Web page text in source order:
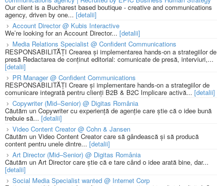
Our client is a Bucharest based boutique - creative and communications
agency, driven by one... [detalii]
Account Director @ Kubis Interactive
We’re looking for an Account Director... [detalii]
Media Relations Specialist @ Confident Communications
RESPONSABILITĂȚI Crearea și implementarea hands-on a strategiilor de
presă Redactarea de conținut editorial: comunicate de presă, interviuri,...
[detalii]
PR Manager @ Confident Communications
RESPONSABILITĂȚI Creare și implementare hands-on a strategiilor de
comunicare integrată pentru clienți B2B & B2C Implicare activă... [detalii]
Copywriter (Mid–Senior) @ Digitas România
Căutăm un Copywriter cu experiență de agenție care știe că o idee bună
trebuie să... [detalii]
Video Content Creator @ Cohn & Jansen
Căutăm un Video Content Creator care să gândească și să producă
content pentru unele dintre... [detalii]
Art Director (Mid–Senior) @ Digitas România
Căutăm un Art Director care știe că e tare când o idee arată bine, dar...
[detalii]
Social Media Specialist wanted @ Internet Corp